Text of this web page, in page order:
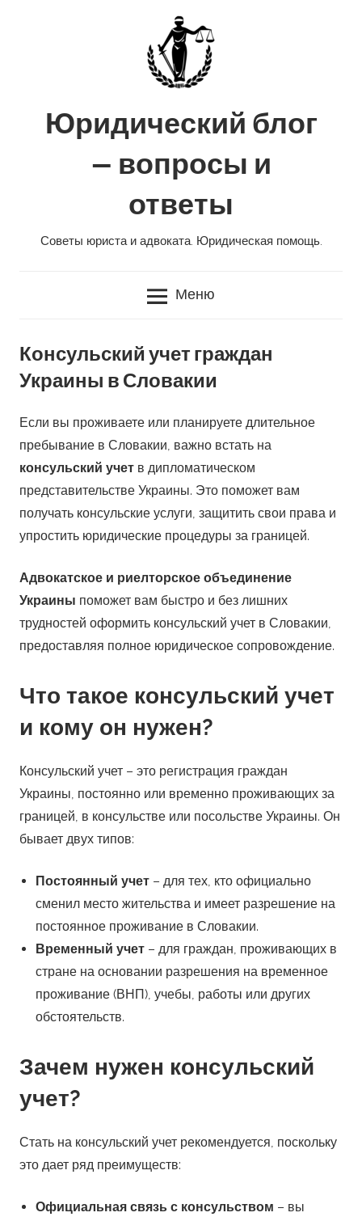
Юридический блог
— вопросы и
ответы
Советы юриста и адвоката. Юридическая помощь.
Меню
Консульский учет граждан
Украины в Словакии
Если вы проживаете или планируете длительное
пребывание в Словакии, важно встать на
консульский учет в дипломатическом
представительстве Украины. Это поможет вам
получать консульские услуги, защитить свои права и
упростить юридические процедуры за границей.
Адвокатское и риелторское объединение
Украины поможет вам быстро и без лишних
трудностей оформить консульский учет в Словакии,
предоставляя полное юридическое сопровождение.
Что такое консульский учет
и кому он нужен?
Консульский учет – это регистрация граждан
Украины, постоянно или временно проживающих за
границей, в консульстве или посольстве Украины. Он
бывает двух типов:
Постоянный учет – для тех, кто официально
сменил место жительства и имеет разрешение на
постоянное проживание в Словакии.
Временный учет – для граждан, проживающих в
стране на основании разрешения на временное
проживание (ВНП), учебы, работы или других
обстоятельств.
Зачем нужен консульский
учет?
Стать на консульский учет рекомендуется, поскольку
это дает ряд преимуществ:
Официальная связь с консульством – вы